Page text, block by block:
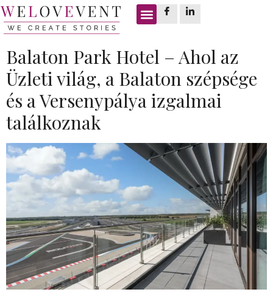
Címke:M7 autópálya
Balaton Park Hotel – Ahol az
Üzleti világ, a Balaton szépsége
és a Versenypálya izgalmai
találkoznak